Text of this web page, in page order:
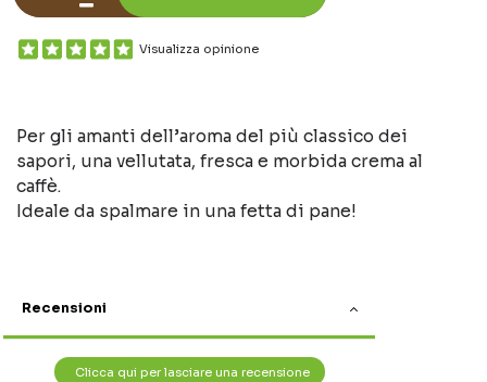
Visualizza opinione
Per gli amanti dell’aroma del più classico dei
sapori, una vellutata, fresca e morbida crema al
caffè.
Ideale da spalmare in una fetta di pane!
Recensioni
Clicca qui per lasciare una recensione